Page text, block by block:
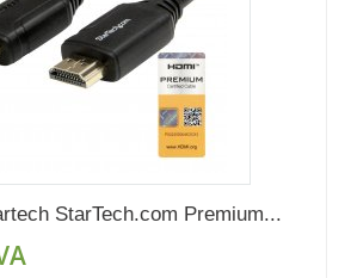
StarTech.com Premium...